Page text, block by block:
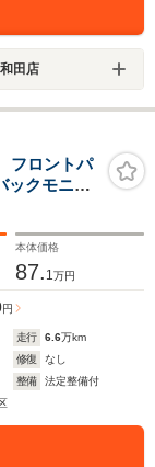
田店
フロントパ
ックモニタ
本体価格
87. 1万円
円
走行 6.6万km
修復
なし
整備
法定整備付